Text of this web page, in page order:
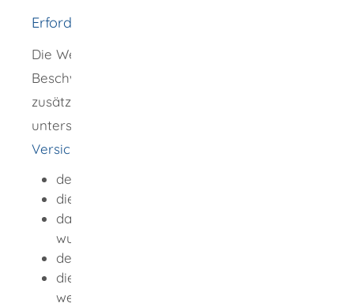
Erforderliche Unterlagen
Die Wettbewerbszentrale verlangt bei einer
Beschwerde über unerlaubte Telefonwerbung
zusätzlich die Einsendung einer
unterschriebenen
Versicherung
den Tag und die Uhrzeit des Anrufs,
die anrufende Person,
das Unternehmen, für welches angerufen
wurde,
den Gesprächsverlauf und
die Angabe, dass Sie gegenüber dem
werbenden Unternehmen keine